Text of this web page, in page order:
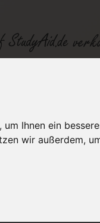
Ihnen ein
wir außerdem,
1